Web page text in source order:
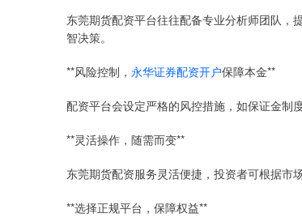
东莞期货配资平台往往配备专业分析师团队，
智决策。
**风险控制， 永华证券配资开户保障本金**
配资平台会设定严格的风控措施，如保证金制
**灵活操作，随需而变**
东莞期货配资服务灵活便捷，投资者可根据市
**选择正规平台，保障权益**